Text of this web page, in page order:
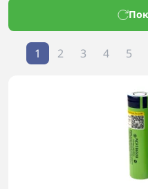
1 2 3 4 5